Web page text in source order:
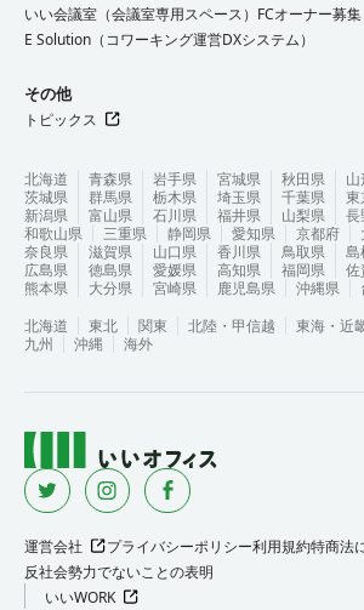
いい会議室（会議室専用スペース）FCオーナー募集
E Solution（コワーキング運営DXシステム）
その他
トピックス
北海道 青森県 岩手県 宮城県 秋田県
茨城県
群馬県 栃木県 埼玉県 千葉県 東
新潟県
富山県 石川県 福井県 山梨県 長
和歌山県
三重県 静岡県 愛知県 京都府
奈良県
滋賀県 山口県 香川県 鳥取県 島
広島県
徳島県 愛媛県 高知県 福岡県 佐
熊本県
大分県 宮崎県 鹿児島県 沖縄県
北海道
東北 関東 北陸・甲信越 東海・近
九州
沖縄 海外
運営会社 プライバシーポリシー利用規約特商法
反社会勢力でないことの表明
いいWORK